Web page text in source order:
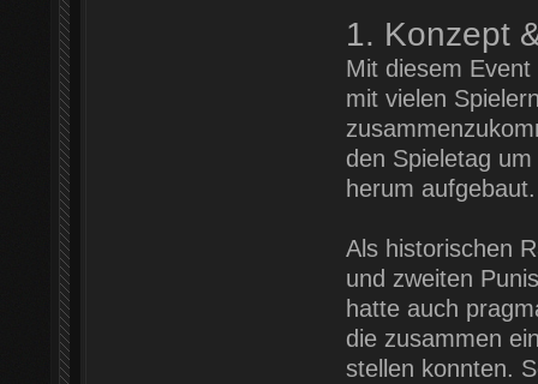
1. Konzept
Mit diesem
mit vielen
den Spieletag
herum aufgebaut.
Als historischen
und zweiten
hatte auch
die zusammen
stellen konnten.